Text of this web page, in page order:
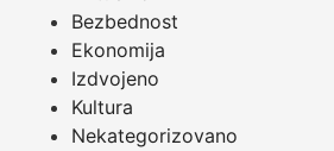
Bezbednost
Ekonomija
Izdvojeno
Kultura
Nekategorizovano